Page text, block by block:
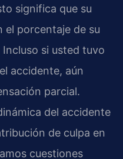
significa que su
el porcentaje de su
si usted tuvo
accidente, aún
parcial.
del accidente
de culpa en
cuestiones